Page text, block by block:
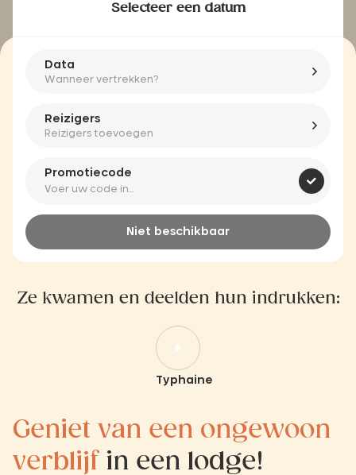
Selecteer een datum
Data
Wanneer vertrekken?
Reizigers
Reizigers toevoegen
Promotiecode
Niet beschikbaar
Ze kwamen en deelden hun indrukken:
Typhaine
Geniet van een ongewoon
verblijf in een lodge!